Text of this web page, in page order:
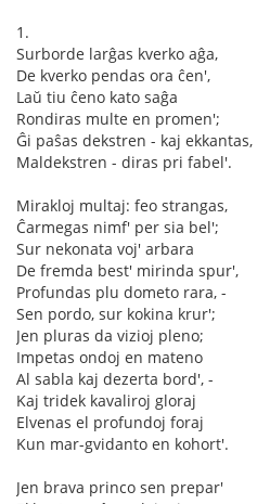
1.
Surborde larĝas kverko aĝa,
De kverko pendas ora ĉen',
Laŭ tiu ĉeno kato saĝa
Rondiras multe en promen';
Ĝi paŝas dekstren - kaj ekkantas,
Maldekstren - diras pri fabel'.
Mirakloj multaj: feo strangas,
Ĉarmegas nimf' per sia bel';
Sur nekonata voj' arbara
De fremda best' mirinda spur',
Profundas plu dometo rara, -
Sen pordo, sur kokina krur';
Jen pluras da vizioj pleno;
Impetas ondoj en mateno
Al sabla kaj dezerta bord', -
Kaj tridek kavaliroj gloraj
Elvenas el profundoj foraj
Kun mar-gvidanto en kohort'.
Jen brava princo sen prepar'